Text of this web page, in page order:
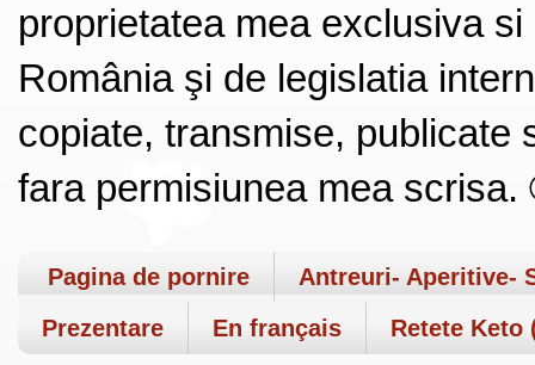
proprietatea mea exclusiva
România şi de legislatia
copiate, transmise, publicate
fara permisiunea mea
Pagina de pornire
Antreuri- Aperitive-
Prezentare
En français Retete Keto